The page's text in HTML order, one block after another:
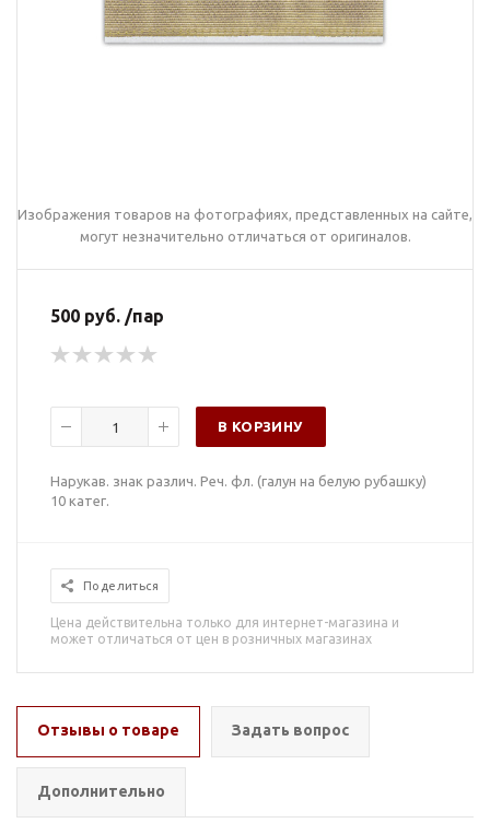
Изображения товаров на фотографиях, представленных на сайте,
могут незначительно отличаться от оригиналов.
500 руб. /пар
В КОРЗИНУ
Нарукав. знак различ. Реч. фл. (галун на белую рубашку)
10 катег.
Поделиться
Цена действительна только для интернет-магазина и
может отличаться от цен в розничных магазинах
Отзывы о товаре Задать вопрос
Дополнительно